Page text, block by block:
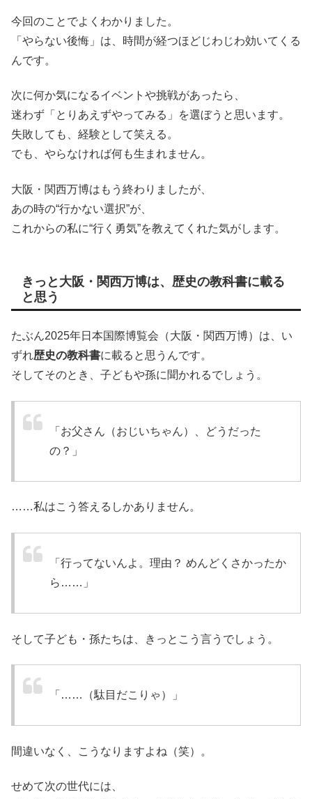
今回のことでよくわかりました。
「やらない後悔」は、時間が経つほどじわじわ効いてくる
んです。
次に何か気になるイベントや挑戦があったら、
迷わず「とりあえずやってみる」を選ぼうと思います。
失敗しても、経験として笑える。
でも、やらなければ何も生まれません。
大阪・関西万博はもう終わりましたが、
あの時の“行かない選択”が、
これからの私に“行く勇気”を教えてくれた気がします。
きっと大阪・関西万博は、歴史の教科書に載る
と思う
たぶん2025年日本国際博覧会（大阪・関西万博）は、い
ずれ歴史の教科書に載ると思うんです。
そしてそのとき、子どもや孫に聞かれるでしょう。
「お父さん（おじいちゃん）、どうだった
の？」
……私はこう答えるしかありません。
「行ってないんよ。理由？ めんどくさかったか
ら……」
そして子ども・孫たちは、きっとこう言うでしょう。
「……（駄目だこりゃ）」
間違いなく、こうなりますよね（笑）。
せめて次の世代には、